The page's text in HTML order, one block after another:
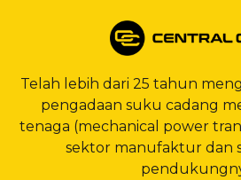
Telah lebih dari 25 tahun
pengadaan suku cadang
tenaga (mechanical power
sektor manufaktur dan